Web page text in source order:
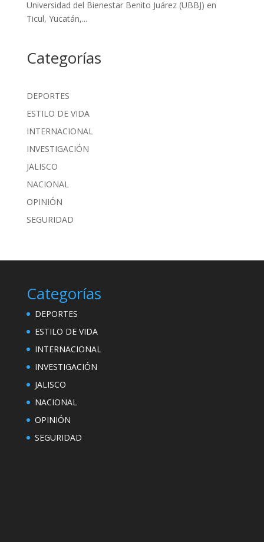
Universidad del Bienestar Benito Juárez (UBBJ) en
Ticul, Yucatán,...
Categorías
DEPORTES
ESTILO DE VIDA
INTERNACIONAL
INVESTIGACIÓN
JALISCO
NACIONAL
OPINIÓN
SEGURIDAD
Categorías
DEPORTES
ESTILO DE VIDA
INTERNACIONAL
INVESTIGACIÓN
JALISCO
NACIONAL
OPINIÓN
SEGURIDAD